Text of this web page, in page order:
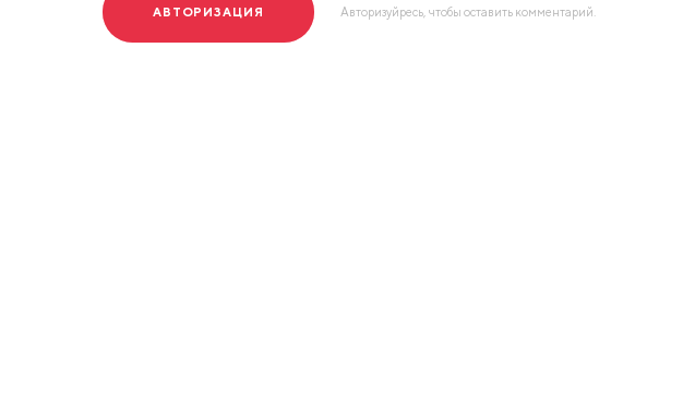
АВТОРИЗАЦИЯ Авторизуйресь, чтобы оставить комментарий.